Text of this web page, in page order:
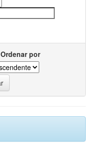
Ordenar por